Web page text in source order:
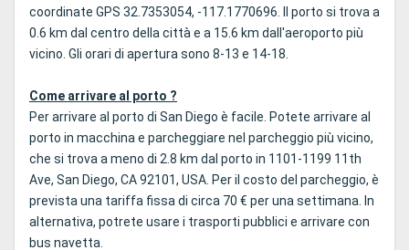
coordinate GPS 32.7353054, -117.1770696. Il porto si trova a
0.6 km dal centro della città e a 15.6 km dall'aeroporto più
vicino. Gli orari di apertura sono 8-13 e 14-18.
Come arrivare al porto ?
Per arrivare al porto di San Diego è facile. Potete arrivare al
porto in macchina e parcheggiare nel parcheggio più vicino,
che si trova a meno di 2.8 km dal porto in 1101-1199 11th
Ave, San Diego, CA 92101, USA. Per il costo del parcheggio, è
prevista una tariffa fissa di circa 70 € per una settimana. In
alternativa, potrete usare i trasporti pubblici e arrivare con
bus navetta.